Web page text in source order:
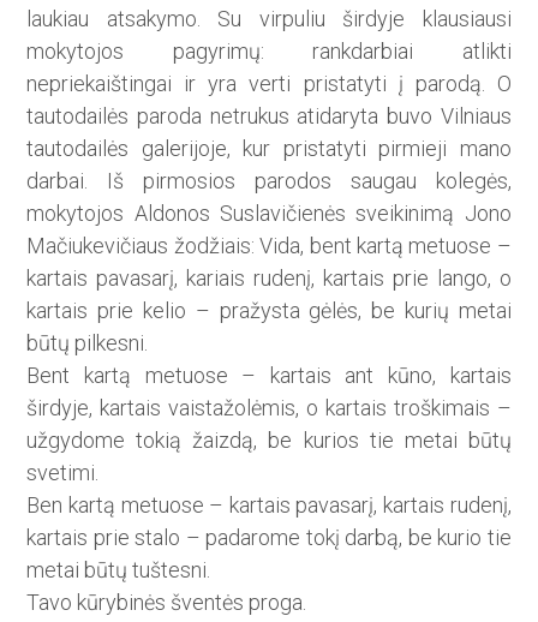
laukiau atsakymo. Su virpuliu širdyje klausiausi
mokytojos pagyrimų: rankdarbiai atlikti
nepriekaištingai ir yra verti pristatyti į parodą. O
tautodailės paroda netrukus atidaryta buvo Vilniaus
tautodailės galerijoje, kur pristatyti pirmieji mano
darbai. Iš pirmosios parodos saugau kolegės,
mokytojos Aldonos Suslavičienės sveikinimą Jono
Mačiukevičiaus žodžiais: Vida, bent kartą metuose –
kartais pavasarį, kariais rudenį, kartais prie lango, o
kartais prie kelio – pražysta gėlės, be kurių metai
būtų pilkesni.
Bent kartą metuose – kartais ant kūno, kartais
širdyje, kartais vaistažolėmis, o kartais troškimais –
užgydome tokią žaizdą, be kurios tie metai būtų
svetimi.
Ben kartą metuose – kartais pavasarį, kartais rudenį,
kartais prie stalo – padarome tokį darbą, be kurio tie
metai būtų tuštesni.
Tavo kūrybinės šventės proga.